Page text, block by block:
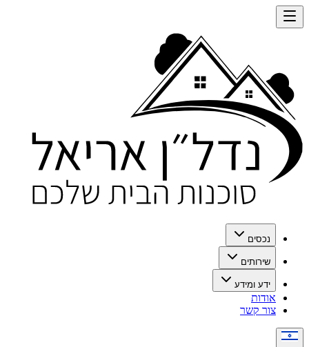
נכסים
שירותים
ידע ומידע
אודות
צור קשר